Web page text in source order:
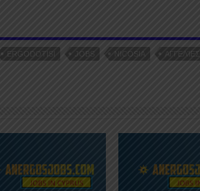
ERGODOTISI JOBS NICOSIA ΑΓΓΕΛΊΕΣ